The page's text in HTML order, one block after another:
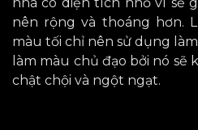
nên rộng và thoáng hơn.
màu tối chỉ nên sử dụng
làm màu chủ đạo bởi nó sẽ
chật chội và ngột ngạt.